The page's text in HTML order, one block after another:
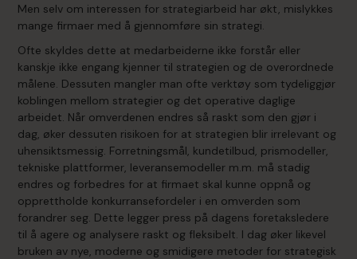
Men selv om interessen for strategiarbeid har økt, mislykkes
mange firmaer med å gjennomføre sin strategi.
Ofte skyldes dette at medarbeiderne ikke forstår eller
kanskje ikke engang kjenner til strategien og de overordnede
målene. Dessuten mangler man ofte verktøy som tydeliggjør
koblingen mellom strategier og det operative daglige
arbeidet. Når omverdenen endres så raskt som den gjør i
dag, øker dessuten risikoen for at strategien blir irrelevant og
uhensiktsmessig. Forretningsmål, kundetilbud, prismodeller,
tekniske plattformer, leveransemodeller m.m. må stadig
endres og forbedres for at firmaet skal kunne oppnå og
opprettholde konkurransefordeler i en omverden som
forandrer seg. Dette legger press på dagens foretaksledere
til å agere og analysere raskt og fleksibelt. I dag øker likevel
bruken av nye, moderne og smidigere metoder for strategisk